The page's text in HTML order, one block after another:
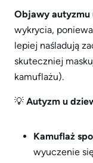
Objawy autyzmu
wykrycia,
lepiej naśladują
skuteczniej
kamuflażu).
💡 Autyzm u
Kamuflaż
wyuczenie